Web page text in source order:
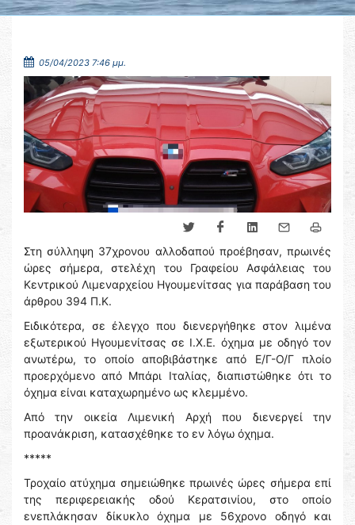
05/04/2023 7:46 μμ.
Στη σύλληψη 37χρονου αλλοδαπού προέβησαν, πρωινές
ώρες σήμερα, στελέχη του Γραφείου Ασφάλειας του
Κεντρικού Λιμεναρχείου Ηγουμενίτσας για παράβαση του
άρθρου 394 Π.Κ.
Ειδικότερα, σε έλεγχο που διενεργήθηκε στον λιμένα
εξωτερικού Ηγουμενίτσας σε Ι.Χ.Ε. όχημα με οδηγό τον
ανωτέρω, το οποίο αποβιβάστηκε από Ε/Γ-Ο/Γ πλοίο
προερχόμενο από Μπάρι Ιταλίας, διαπιστώθηκε ότι το
όχημα είναι καταχωρημένο ως κλεμμένο.
Από την οικεία Λιμενική Αρχή που διενεργεί την
προανάκριση, κατασχέθηκε το εν λόγω όχημα.
*****
Τροχαίο ατύχημα σημειώθηκε πρωινές ώρες σήμερα επί
της περιφερειακής οδού Κερατσινίου, στο οποίο
ενεπλάκησαν δίκυκλο όχημα με 56χρονο οδηγό και